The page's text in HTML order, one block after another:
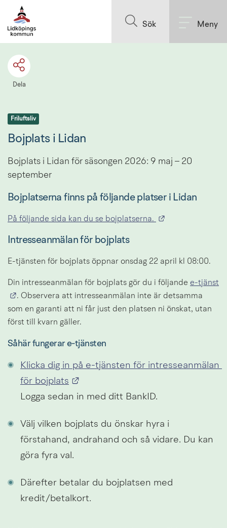
Sök Meny
Dela
Friluftsliv
Bojplats i Lidan
Bojplats i Lidan för säsongen 2026: 9 maj – 20
september
Bojplatserna finns på följande platser i Lidan
På följande sida kan du se bojplatserna.
Intresseanmälan för bojplats
E-tjänsten för bojplats öppnar onsdag 22 april kl 08:00.
Din intresseanmälan för bojplats gör du i följande e-tjänst
Länk till annan webbplats.
. Observera att intresseanmälan inte är detsamma
som en garanti att ni får just den platsen ni önskat, utan
först till kvarn gäller.
Såhär fungerar e-tjänsten
Klicka dig in på e-tjänsten för intresseanmälan
för bojplats
Logga sedan in med ditt BankID.
Välj vilken bojplats du önskar hyra i
förstahand, andrahand och så vidare. Du kan
göra fyra val.
Därefter betalar du bojplatsen med
kredit/betalkort.